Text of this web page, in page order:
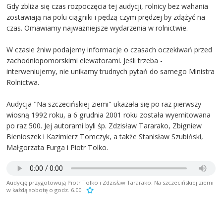
Gdy zbliża się czas rozpoczęcia tej audycji, rolnicy bez wahania
zostawiają na polu ciągniki i pędzą czym prędzej by zdążyć na
czas. Omawiamy najważniejsze wydarzenia w rolnictwie.
W czasie żniw podajemy informacje o czasach oczekiwań przed
zachodniopomorskimi elewatorami. Jeśli trzeba -
interweniujemy, nie unikamy trudnych pytań do samego Ministra
Rolnictwa.
Audycja "Na szczecińskiej ziemi" ukazała się po raz pierwszy
wiosną 1992 roku, a 6 grudnia 2001 roku została wyemitowana
po raz 500. Jej autorami byli śp. Zdzisław Tararako, Zbigniew
Bienioszek i Kazimierz Tomczyk, a także Stanisław Szubiński,
Małgorzata Furga i Piotr Tolko.
Audycję przygotowują Piotr Tolko i Zdzisław Tararako. Na szczecińskiej ziemi
w każdą sobotę o godz. 6.00.